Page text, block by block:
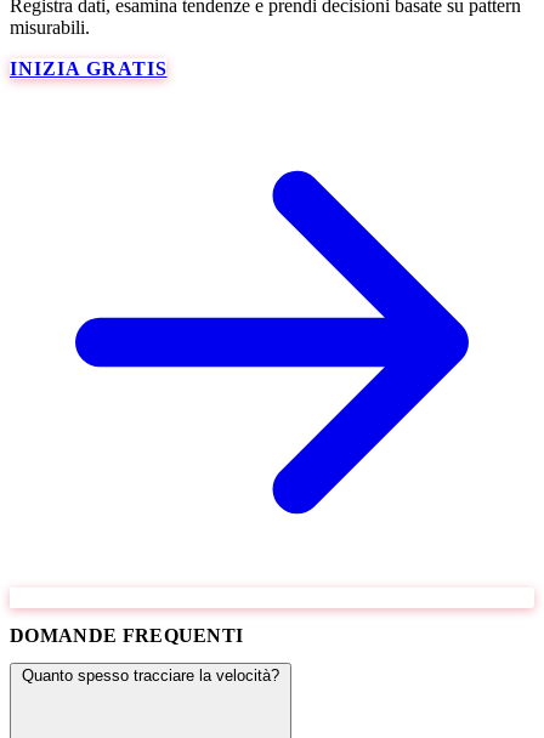
Registra dati, esamina tendenze e prendi decisioni basate su pattern
misurabili.
INIZIA GRATIS
DOMANDE FREQUENTI
Quanto spesso tracciare la velocità?